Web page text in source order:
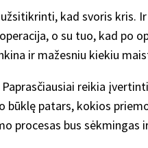
kad svoris kris.
o su tuo, kad po
ir mažesniu kiekiu
reikia
patars, kokios
procesas bus sėkmingas